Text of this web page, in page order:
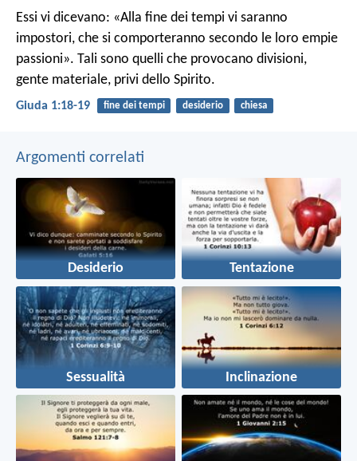
Essi vi dicevano: «Alla fine dei tempi vi saranno
impostori, che si comporteranno secondo le loro empie
passioni». Tali sono quelli che provocano divisioni,
gente materiale, privi dello Spirito.
Giuda 1:18-19 fine dei tempi desiderio chiesa
Argomenti correlati
Desiderio Tentazione
Sessualità Inclinazione